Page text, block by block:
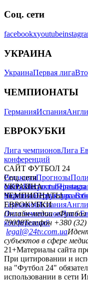
Соц. сети
facebookxyoutube
УКРАИНА
УкраинаПервая лига
ЧЕМПИОНАТЫ
ГерманияИспания
ЕВРОКУБКИ
Лига чемпионовЛига
конференций
САЙТ ФУТБОЛ 24
РедакцияПрогнозы
сайтуКонтактыПравила
политикаСтруктура
Соц. сети
facebookxyoutube
УКРАИНА
УкраинаПервая лига
ЧЕМПИОНАТЫ
ГерманияИспания
ЕВРОКУБКИ
Лига чемпионовЛига
конференций
Онлайн-медиа «Футбол
79008Телефон +380
legal@24tv.com.ua
субъектов в сфере
21+Материалы сайта
При цитировании и
на "Футбол 24"
использовании в сети